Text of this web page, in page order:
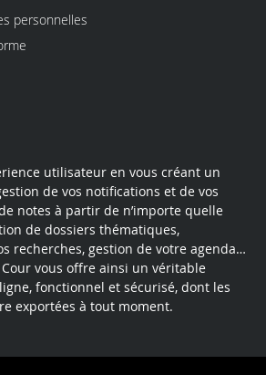
personnelles
utilisateur en vous créant un
de vos notifications et de vos
notes à partir de n’importe quelle
de dossiers thématiques,
recherches, gestion de votre agenda…
vous offre ainsi un véritable
fonctionnel et sécurisé, dont les
exportées à tout moment.